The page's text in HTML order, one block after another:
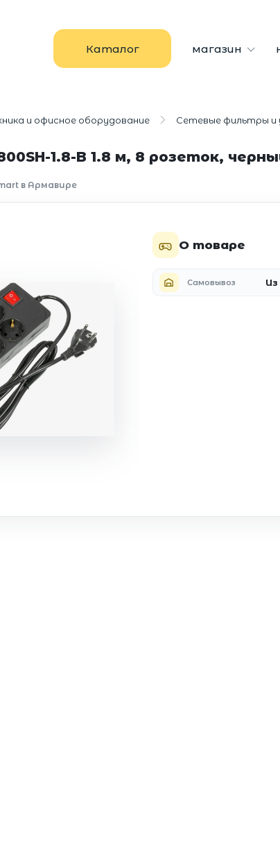
Каталог магазин
и офисное оборудование Сетевые фильтры и
1.8-B 1.8 м, 8 розеток,
в Армавире
О товаре
Самовывоз